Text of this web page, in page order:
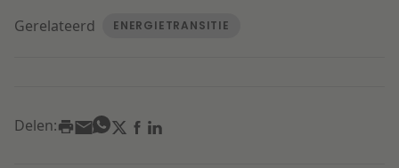
Gerelateerd ENERGIETRANSITIE
Delen: